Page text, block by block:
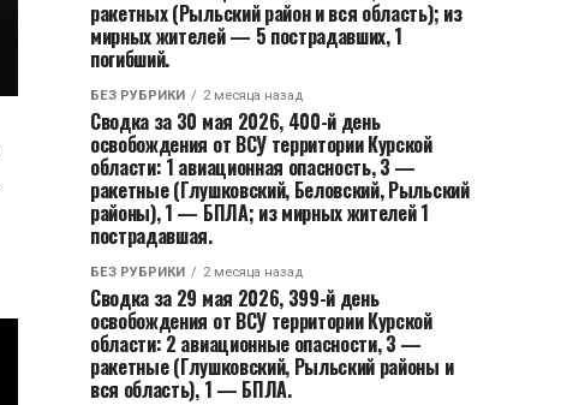
ракетных (Рыльский район и вся область); из
мирных жителей — 5 пострадавших, 1
погибший.
БЕЗ РУБРИКИ 2 месяца назад
Сводка за 30 мая 2026, 400-й день
освобождения от ВСУ территории Курской
области: 1 авиационная опасность, 3 —
ракетные (Глушковский, Беловский, Рыльский
районы), 1 — БПЛА; из мирных жителей 1
пострадавшая.
БЕЗ РУБРИКИ 2 месяца назад
Сводка за 29 мая 2026, 399-й день
освобождения от ВСУ территории Курской
области: 2 авиационные опасности, 3 —
ракетные (Глушковский, Рыльский районы и
вся область), 1 — БПЛА.